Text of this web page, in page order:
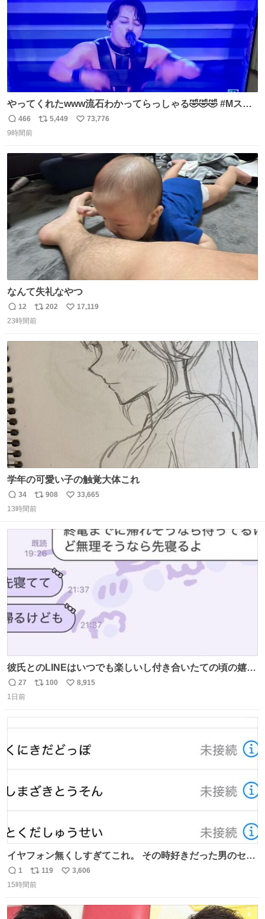
やってくれたwww流石わかってらっしゃる🤣🤣🤣 #Mステ
#西川貴教
返
信
466
リ
ト
数
5,449
い
数
73,776
9時間前
なんて失礼なやつ
返
信
12
リ
ポ
202
い
17,119
23時間前
学年の可愛い子の触覚大体これ
返
信
34
リ
ポ
ト
数
908
い
数
33,665
13時間前
彼氏とのLINEはいつでも楽しいし付き合いたての頃の嬉し
かったLINEは無限にあるけど(同棲前は1日で各50通くらい
送りあってたし)最近嬉しかったのはこれ
返
信
27
リ
100
い
8,915
1日前
イヤフォン無くしすぎてこれ。 その時好きだった男のセコ
ムの名前にしてる
返
信
1
リ
ポ
ト
119
い
数
3,606
15時間前